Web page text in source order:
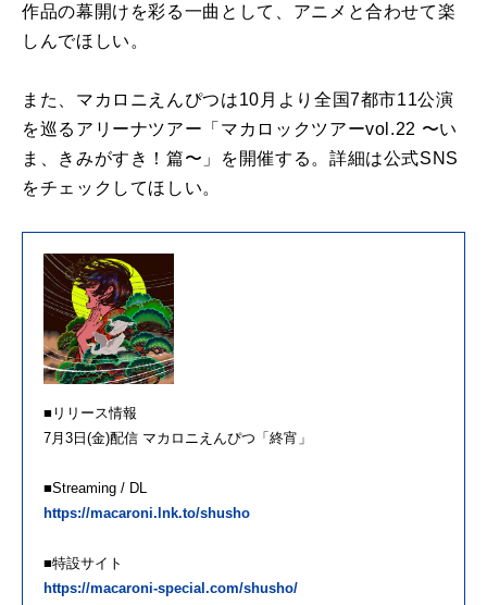
作品の幕開けを彩る一曲として、アニメと合わせて楽
しんでほしい。
また、マカロニえんぴつは10月より全国7都市11公演
を巡るアリーナツアー「マカロックツアーvol.22 〜い
ま、きみがすき！篇〜」を開催する。詳細は公式SNS
をチェックしてほしい。
■リリース情報
7月3日(金)配信 マカロニえんぴつ「終宵」
■Streaming / DL
https://macaroni.lnk.to/shusho
■特設サイト
https://macaroni-special.com/shusho/